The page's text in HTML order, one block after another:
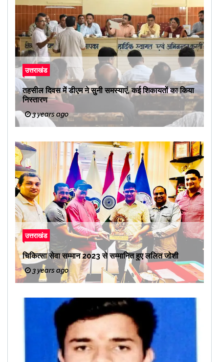
उत्तराखंड
तहसील दिवस में डीएम ने सुनी समस्याएं, कई शिकायतों का किया
निस्तारण
3 years ago
उत्तराखंड
चिकित्सा सेवा सम्मान 2023 से सम्मानित हुए ललित जोशी
3 years ago